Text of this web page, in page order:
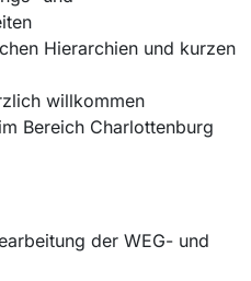
Hierarchien und kurzen
willkommen
Bereich Charlottenburg
der WEG- und